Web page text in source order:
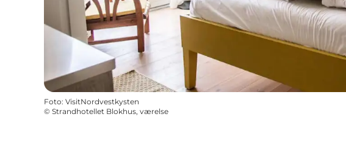
Foto: VisitNordvestkysten
© Strandhotellet Blokhus, værelse